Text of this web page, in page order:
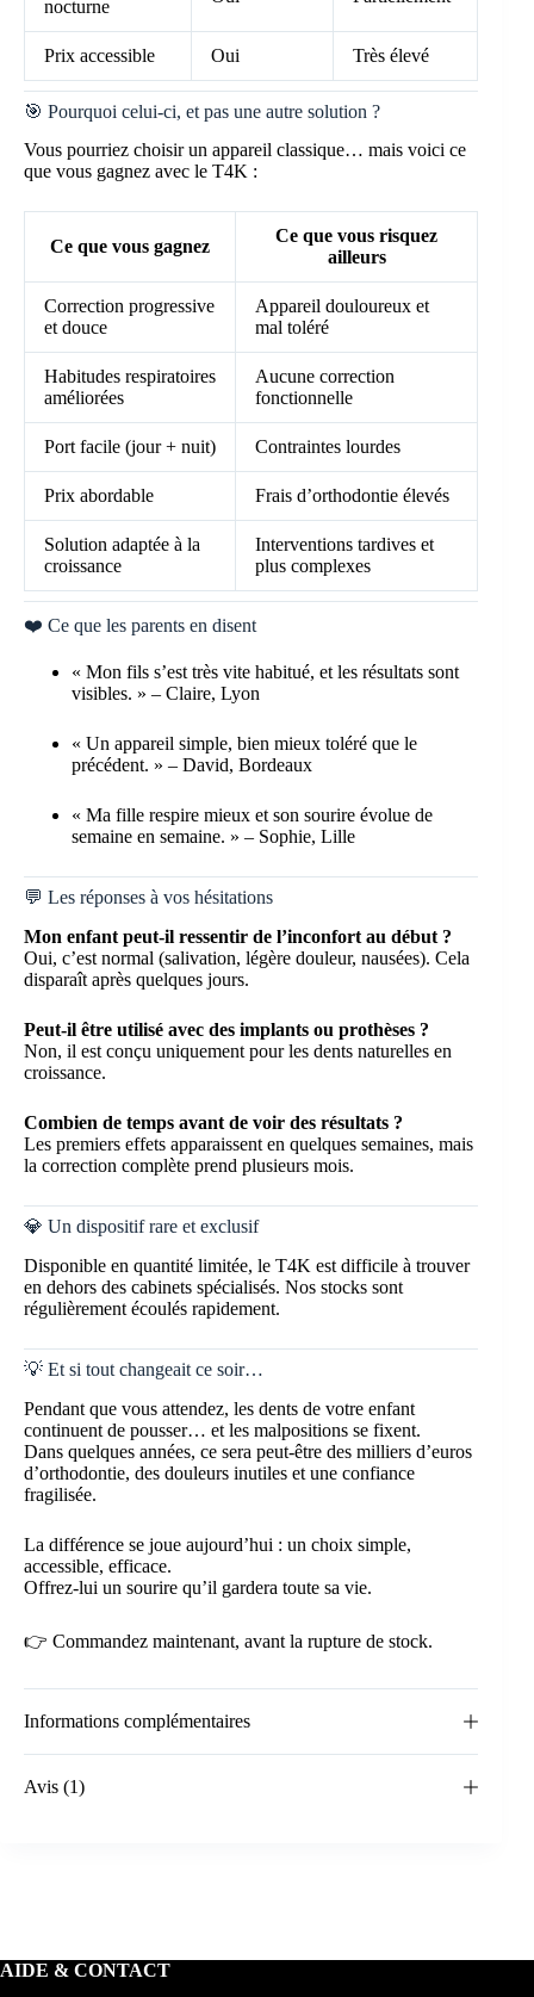
nocturne
Prix accessible Oui Très élevé
🎯 Pourquoi celui-ci, et pas une autre solution ?
Vous pourriez choisir un appareil classique… mais voici ce
que vous gagnez avec le T4K :
Ce que vous gagnez
Ce que vous risquez
ailleurs
Correction progressive
et douce
Appareil douloureux et
mal toléré
Habitudes respiratoires
améliorées
Aucune correction
fonctionnelle
Port facile (jour + nuit) Contraintes lourdes
Prix abordable Frais d’orthodontie élevés
Solution adaptée à la
croissance
Interventions tardives et
plus complexes
❤️ Ce que les parents en disent
« Mon fils s’est très vite habitué, et les résultats sont
visibles. » – Claire, Lyon
« Un appareil simple, bien mieux toléré que le
précédent. » – David, Bordeaux
« Ma fille respire mieux et son sourire évolue de
semaine en semaine. » – Sophie, Lille
💬 Les réponses à vos hésitations
Mon enfant peut-il ressentir de l’inconfort au début ?
Oui, c’est normal (salivation, légère douleur, nausées). Cela
disparaît après quelques jours.
Peut-il être utilisé avec des implants ou prothèses ?
Non, il est conçu uniquement pour les dents naturelles en
croissance.
Combien de temps avant de voir des résultats ?
Les premiers effets apparaissent en quelques semaines, mais
la correction complète prend plusieurs mois.
💎 Un dispositif rare et exclusif
Disponible en quantité limitée, le T4K est difficile à trouver
en dehors des cabinets spécialisés. Nos stocks sont
régulièrement écoulés rapidement.
💡 Et si tout changeait ce soir…
Pendant que vous attendez, les dents de votre enfant
continuent de pousser… et les malpositions se fixent.
Dans quelques années, ce sera peut-être des milliers d’euros
d’orthodontie, des douleurs inutiles et une confiance
fragilisée.
La différence se joue aujourd’hui : un choix simple,
accessible, efficace.
Offrez-lui un sourire qu’il gardera toute sa vie.
👉 Commandez maintenant, avant la rupture de stock.
Informations complémentaires
Avis (1)
AIDE & CONTACT